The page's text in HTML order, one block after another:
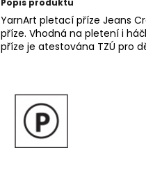
YarnArt pletací příze Jeans
příze. Vhodná na pletení i
příze je atestována TZÚ pro